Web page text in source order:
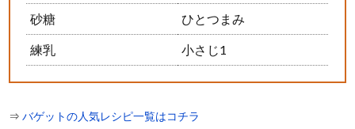
砂糖 ひとつまみ
練乳 小さじ1
⇒バゲットの人気レシピ一覧はコチラ